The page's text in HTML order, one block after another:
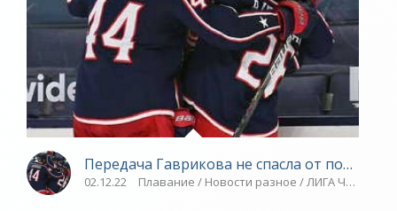
Передача Гаврикова не спасла от
02.12.22 Плавание / Новости разное / ЛИГА